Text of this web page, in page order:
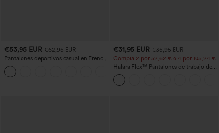
€53,95 EUR €62,95 EUR
Pantalones deportivos casual en French
terry con estampado denim, tiro medio,
estilo jeans y bolsillos
€31,95 EUR €35,95 EUR
Compra 2 por 52,62 € o 4 por 105,24 €.
Halara Flex™ Pantalones de trabajo de
talle alto, moldeadores del cuerpo, que
estilizan la cintura, con bolsillos, de
pierna ancha en micro‑waffle